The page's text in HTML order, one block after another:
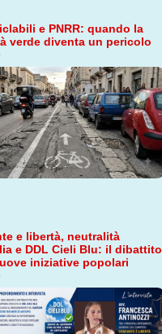
e PNRR: quando la
verde diventa un pericolo
e libertà, neutralità
e DDL Cieli Blu: il dibattito
iniziative popolari